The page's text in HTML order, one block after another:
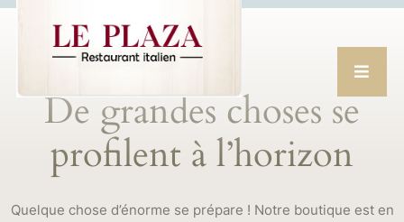
De grandes choses se
profilent à l’horizon
Quelque chose d’énorme se prépare ! Notre boutique est en